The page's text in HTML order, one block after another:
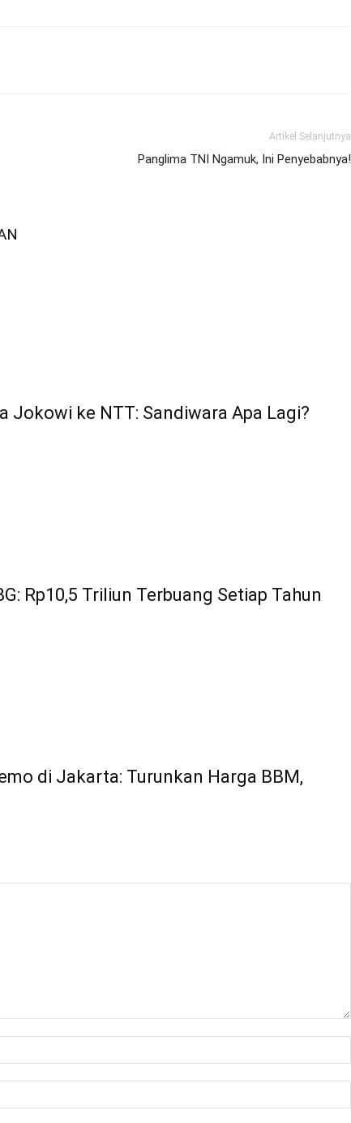
Artikel Selanjutnya
Panglima TNI Ngamuk, Ini Penyebabnya!
Jokowi ke NTT: Sandiwara Apa Lagi?
Rp10,5 Triliun Terbuang Setiap Tahun
di Jakarta: Turunkan Harga BBM,